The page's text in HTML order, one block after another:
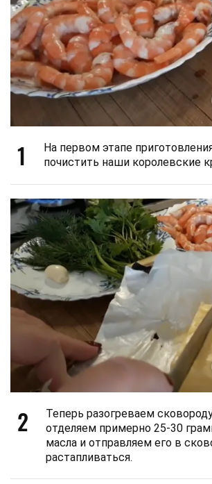
1
На первом этапе
почистить наши королевские
2
Теперь разогреваем
отделяем примерно 25-30
масла и отправляем его в
растапливаться.